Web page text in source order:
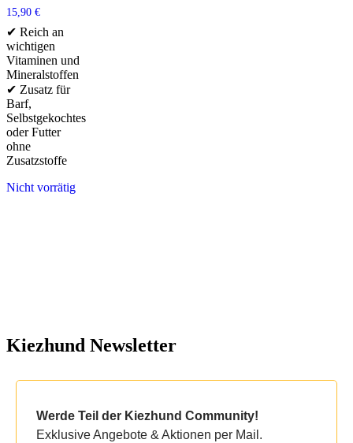
15,90 €
✔ Reich an
wichtigen
Vitaminen und
Mineralstoffen
✔ Zusatz für
Barf,
Selbstgekochtes
oder Futter
ohne
Zusatzstoffe
Nicht vorrätig
Kiezhund Newsletter
Werde Teil der Kiezhund Community!
Exklusive Angebote & Aktionen per Mail.